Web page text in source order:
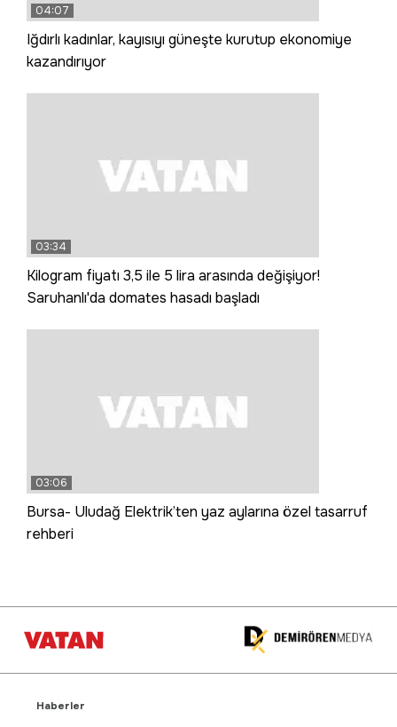
04:07
Iğdırlı kadınlar, kayısıyı güneşte kurutup ekonomiye
kazandırıyor
03:34
Kilogram fiyatı 3,5 ile 5 lira arasında değişiyor!
Saruhanlı'da domates hasadı başladı
03:06
Bursa- Uludağ Elektrik’ten yaz aylarına özel tasarruf
rehberi
Haberler